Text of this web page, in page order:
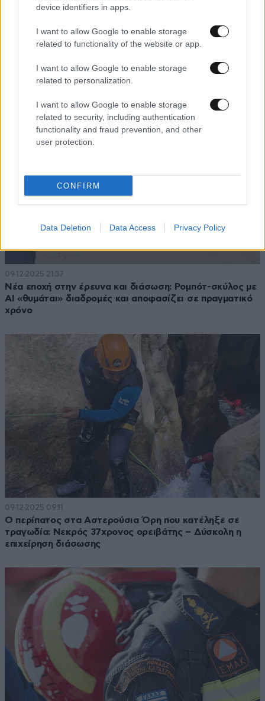
device identifiers in apps.
I want to allow Google to enable storage
related to functionality of the website or app.
I want to allow Google to enable storage
related to personalization.
I want to allow Google to enable storage
related to security, including authentication
functionality and fraud prevention, and other
user protection.
CONFIRM
Data Deletion Data Access Privacy Policy
10·12·2025 03:34
στην Φλόριντα, περιτριγυρισμένοι από «πεινασμένους»
αλιγάτορες
09·12·2025 21:37
Νέα εποχή στην έρευνα και διάσωση: Ρομπότ-σκύλος με
AI «θυμάται» διαδρομές και αποφασίζει σε πραγματικό
χρόνο
09·12·2025 09:11
Ο περίπατος στα Αστερούσια Όρη που κατέληξε σε
τραγωδία: Νεκρός 37χρονος ορειβάτης – Δύσκολη η
επιχείρηση διάσωσης